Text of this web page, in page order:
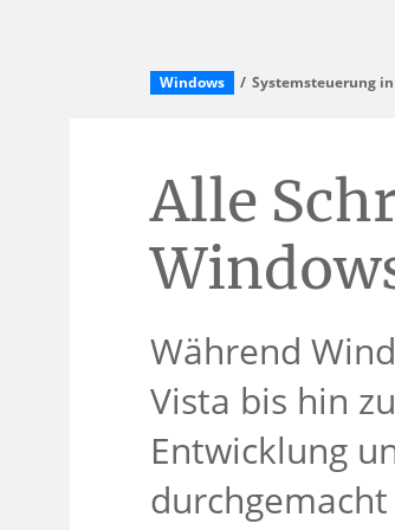
Windows Systemsteuerung
Alle
Während
Vista bis hin
Entwicklung